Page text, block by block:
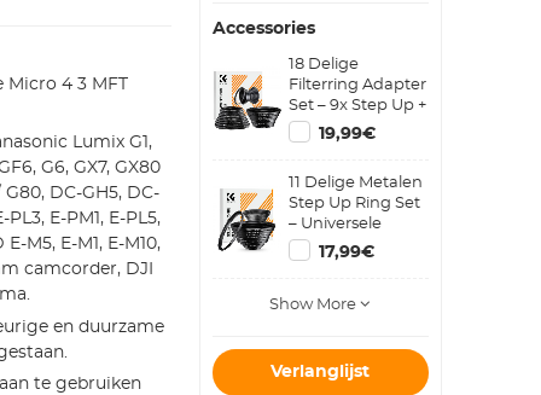
4 3 MFT
Lumix G1,
G6, GX7, GX80
G80, DC-GH5, DC-
PL3, E-PM1, E-PL5,
M5, E-M1, E-M10,
camcorder, DJI
en duurzame
te gebruiken
Accessories
18 Delige
Filterring Adapter
Set – 9x Step Up +
9x Step Down
Metalen
Ringen
19,99€
11 Delige Metalen
Step Up Ring Set
– Universele
Lensadapter voor
Canon, Nikon,
17,99€
Show More
Verlanglijst